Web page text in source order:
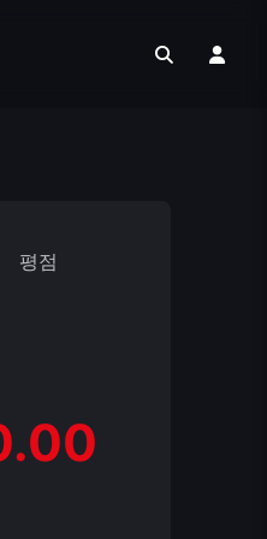
평점